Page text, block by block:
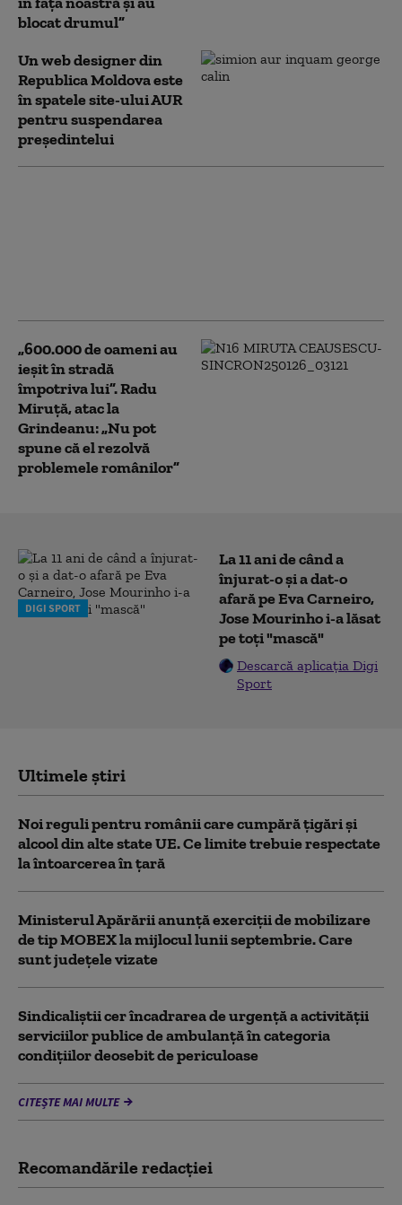
blocat drumul”
Un web designer din
Republica Moldova este
în spatele site-ului AUR
pentru suspendarea
președintelui
„600.000 de oameni au
ieșit în stradă
împotriva lui”. Radu
Miruță, atac la
Grindeanu: „Nu pot
spune că el rezolvă
problemele românilor”
DIGI SPORT
La 11 ani de când a
înjurat-o și a dat-o
afară pe Eva Carneiro,
Jose Mourinho i-a lăsat
pe toți "mască"
Descarcă aplicația Digi
Sport
Ultimele știri
Noi reguli pentru românii care cumpără țigări și
alcool din alte state UE. Ce limite trebuie respectate
la întoarcerea în țară
Ministerul Apărării anunță exerciții de mobilizare
de tip MOBEX la mijlocul lunii septembrie. Care
sunt județele vizate
Sindicaliștii cer încadrarea de urgență a activității
serviciilor publice de ambulanță în categoria
condițiilor deosebit de periculoase
CITEȘTE MAI MULTE
Recomandările redacţiei